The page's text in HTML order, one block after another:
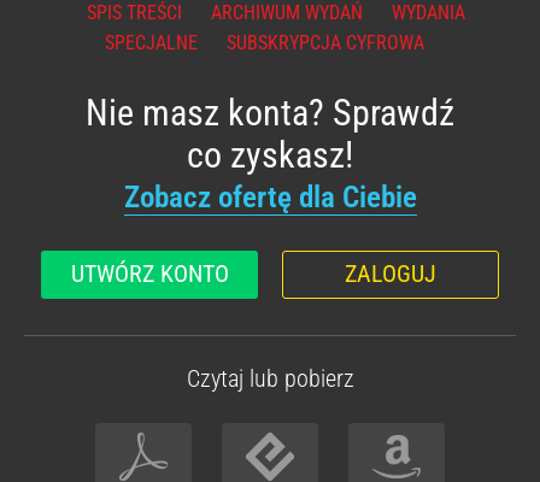
SPIS TREŚCI ARCHIWUM WYDAŃ
WYDANIA
SPECJALNE
SUBSKRYPCJA CYFROWA
Nie masz konta? Sprawdź
co zyskasz!
Zobacz ofertę dla Ciebie
UTWÓRZ KONTO ZALOGUJ
Czytaj lub pobierz